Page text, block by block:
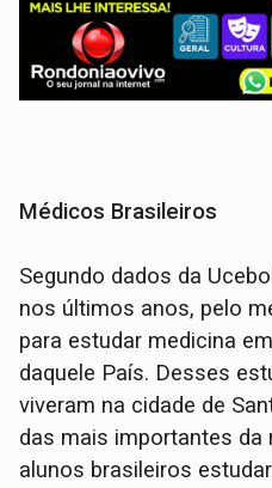
Médicos Brasileiros
Segundo dados da
nos últimos anos, pelo
para estudar medicina
daquele País. Desses
viveram na cidade de
das mais importantes da
alunos brasileiros